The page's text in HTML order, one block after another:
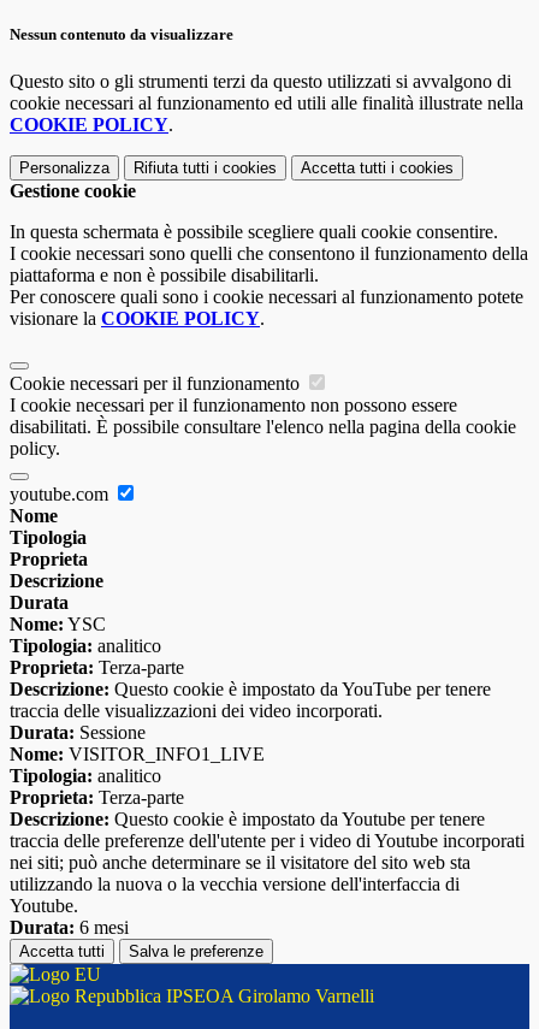
Nessun contenuto da visualizzare
Questo sito o gli strumenti terzi da questo utilizzati si avvalgono di
cookie necessari al funzionamento ed utili alle finalità illustrate nella
COOKIE POLICY.
Personalizza Rifiuta tutti i cookies Accetta tutti i cookies
Gestione cookie
In questa schermata è possibile scegliere quali cookie consentire.
I cookie necessari sono quelli che consentono il funzionamento della
piattaforma e non è possibile disabilitarli.
Per conoscere quali sono i cookie necessari al funzionamento potete
visionare la COOKIE POLICY.
Cookie necessari per il funzionamento
I cookie necessari per il funzionamento non possono essere
disabilitati. È possibile consultare l'elenco nella pagina della cookie
policy.
youtube.com
Nome
Tipologia
Proprieta
Descrizione
Durata
Nome: YSC
Tipologia: analitico
Proprieta: Terza-parte
Descrizione: Questo cookie è impostato da YouTube per tenere
traccia delle visualizzazioni dei video incorporati.
Durata: Sessione
Nome: VISITOR_INFO1_LIVE
Tipologia: analitico
Proprieta: Terza-parte
Descrizione: Questo cookie è impostato da Youtube per tenere
traccia delle preferenze dell'utente per i video di Youtube incorporati
nei siti; può anche determinare se il visitatore del sito web sta
utilizzando la nuova o la vecchia versione dell'interfaccia di
Youtube.
Durata: 6 mesi
Accetta tutti Salva le preferenze
IPSEOA Girolamo Varnelli